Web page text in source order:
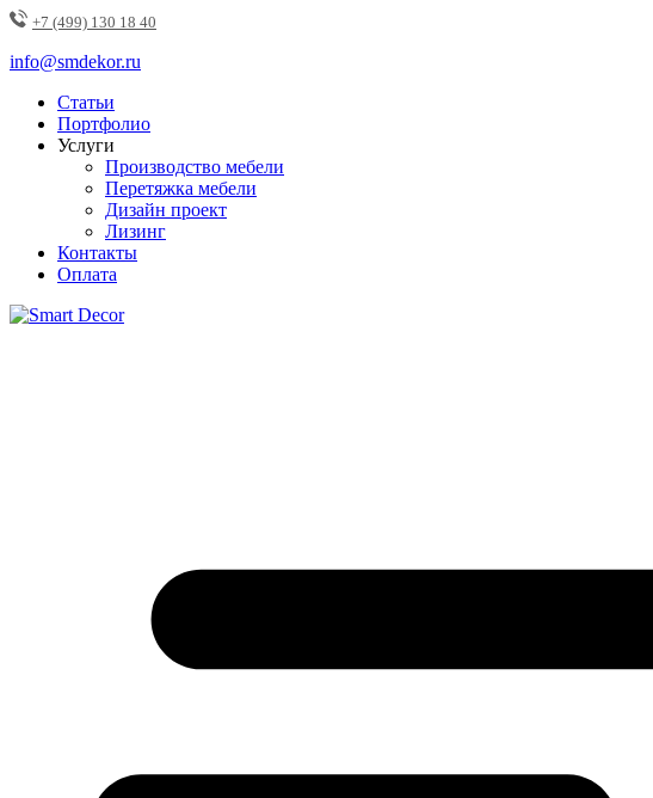
+7 (499) 130 18 40
info@smdekor.ru
Статьи
Портфолио
Услуги
Производство мебели
Перетяжка мебели
Дизайн проект
Лизинг
Контакты
Оплата